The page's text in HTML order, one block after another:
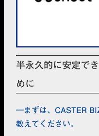
半永久的に安定で
めに
まずは、CASTER
教えてください。